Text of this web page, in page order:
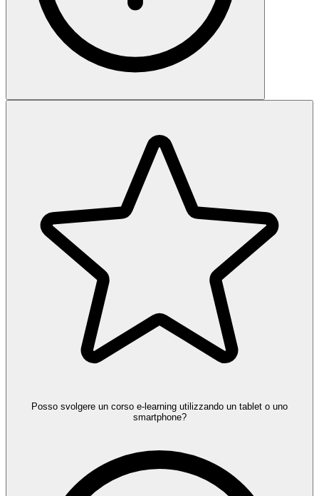
Posso svolgere un corso e-learning utilizzando un tablet o uno
smartphone?